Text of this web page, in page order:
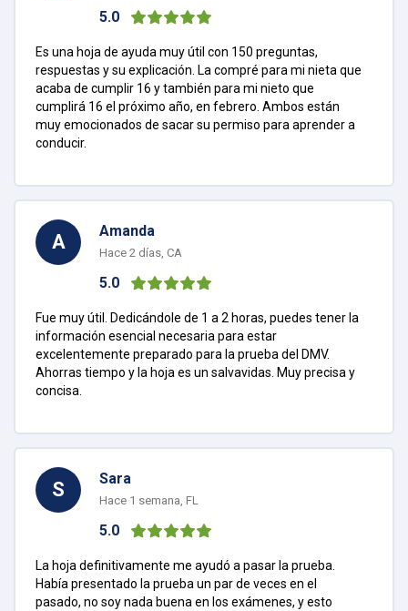
5.0
Es una hoja de ayuda muy útil con 150 preguntas,
respuestas y su explicación. La compré para mi nieta que
acaba de cumplir 16 y también para mi nieto que
cumplirá 16 el próximo año, en febrero. Ambos están
muy emocionados de sacar su permiso para aprender a
conducir.
A Amanda
Hace 2 días, CA
5.0
Fue muy útil. Dedicándole de 1 a 2 horas, puedes tener la
información esencial necesaria para estar
excelentemente preparado para la prueba del DMV.
Ahorras tiempo y la hoja es un salvavidas. Muy precisa y
concisa.
S Sara
Hace 1 semana, FL
5.0
La hoja definitivamente me ayudó a pasar la prueba.
Había presentado la prueba un par de veces en el
pasado, no soy nada buena en los exámenes, y esto